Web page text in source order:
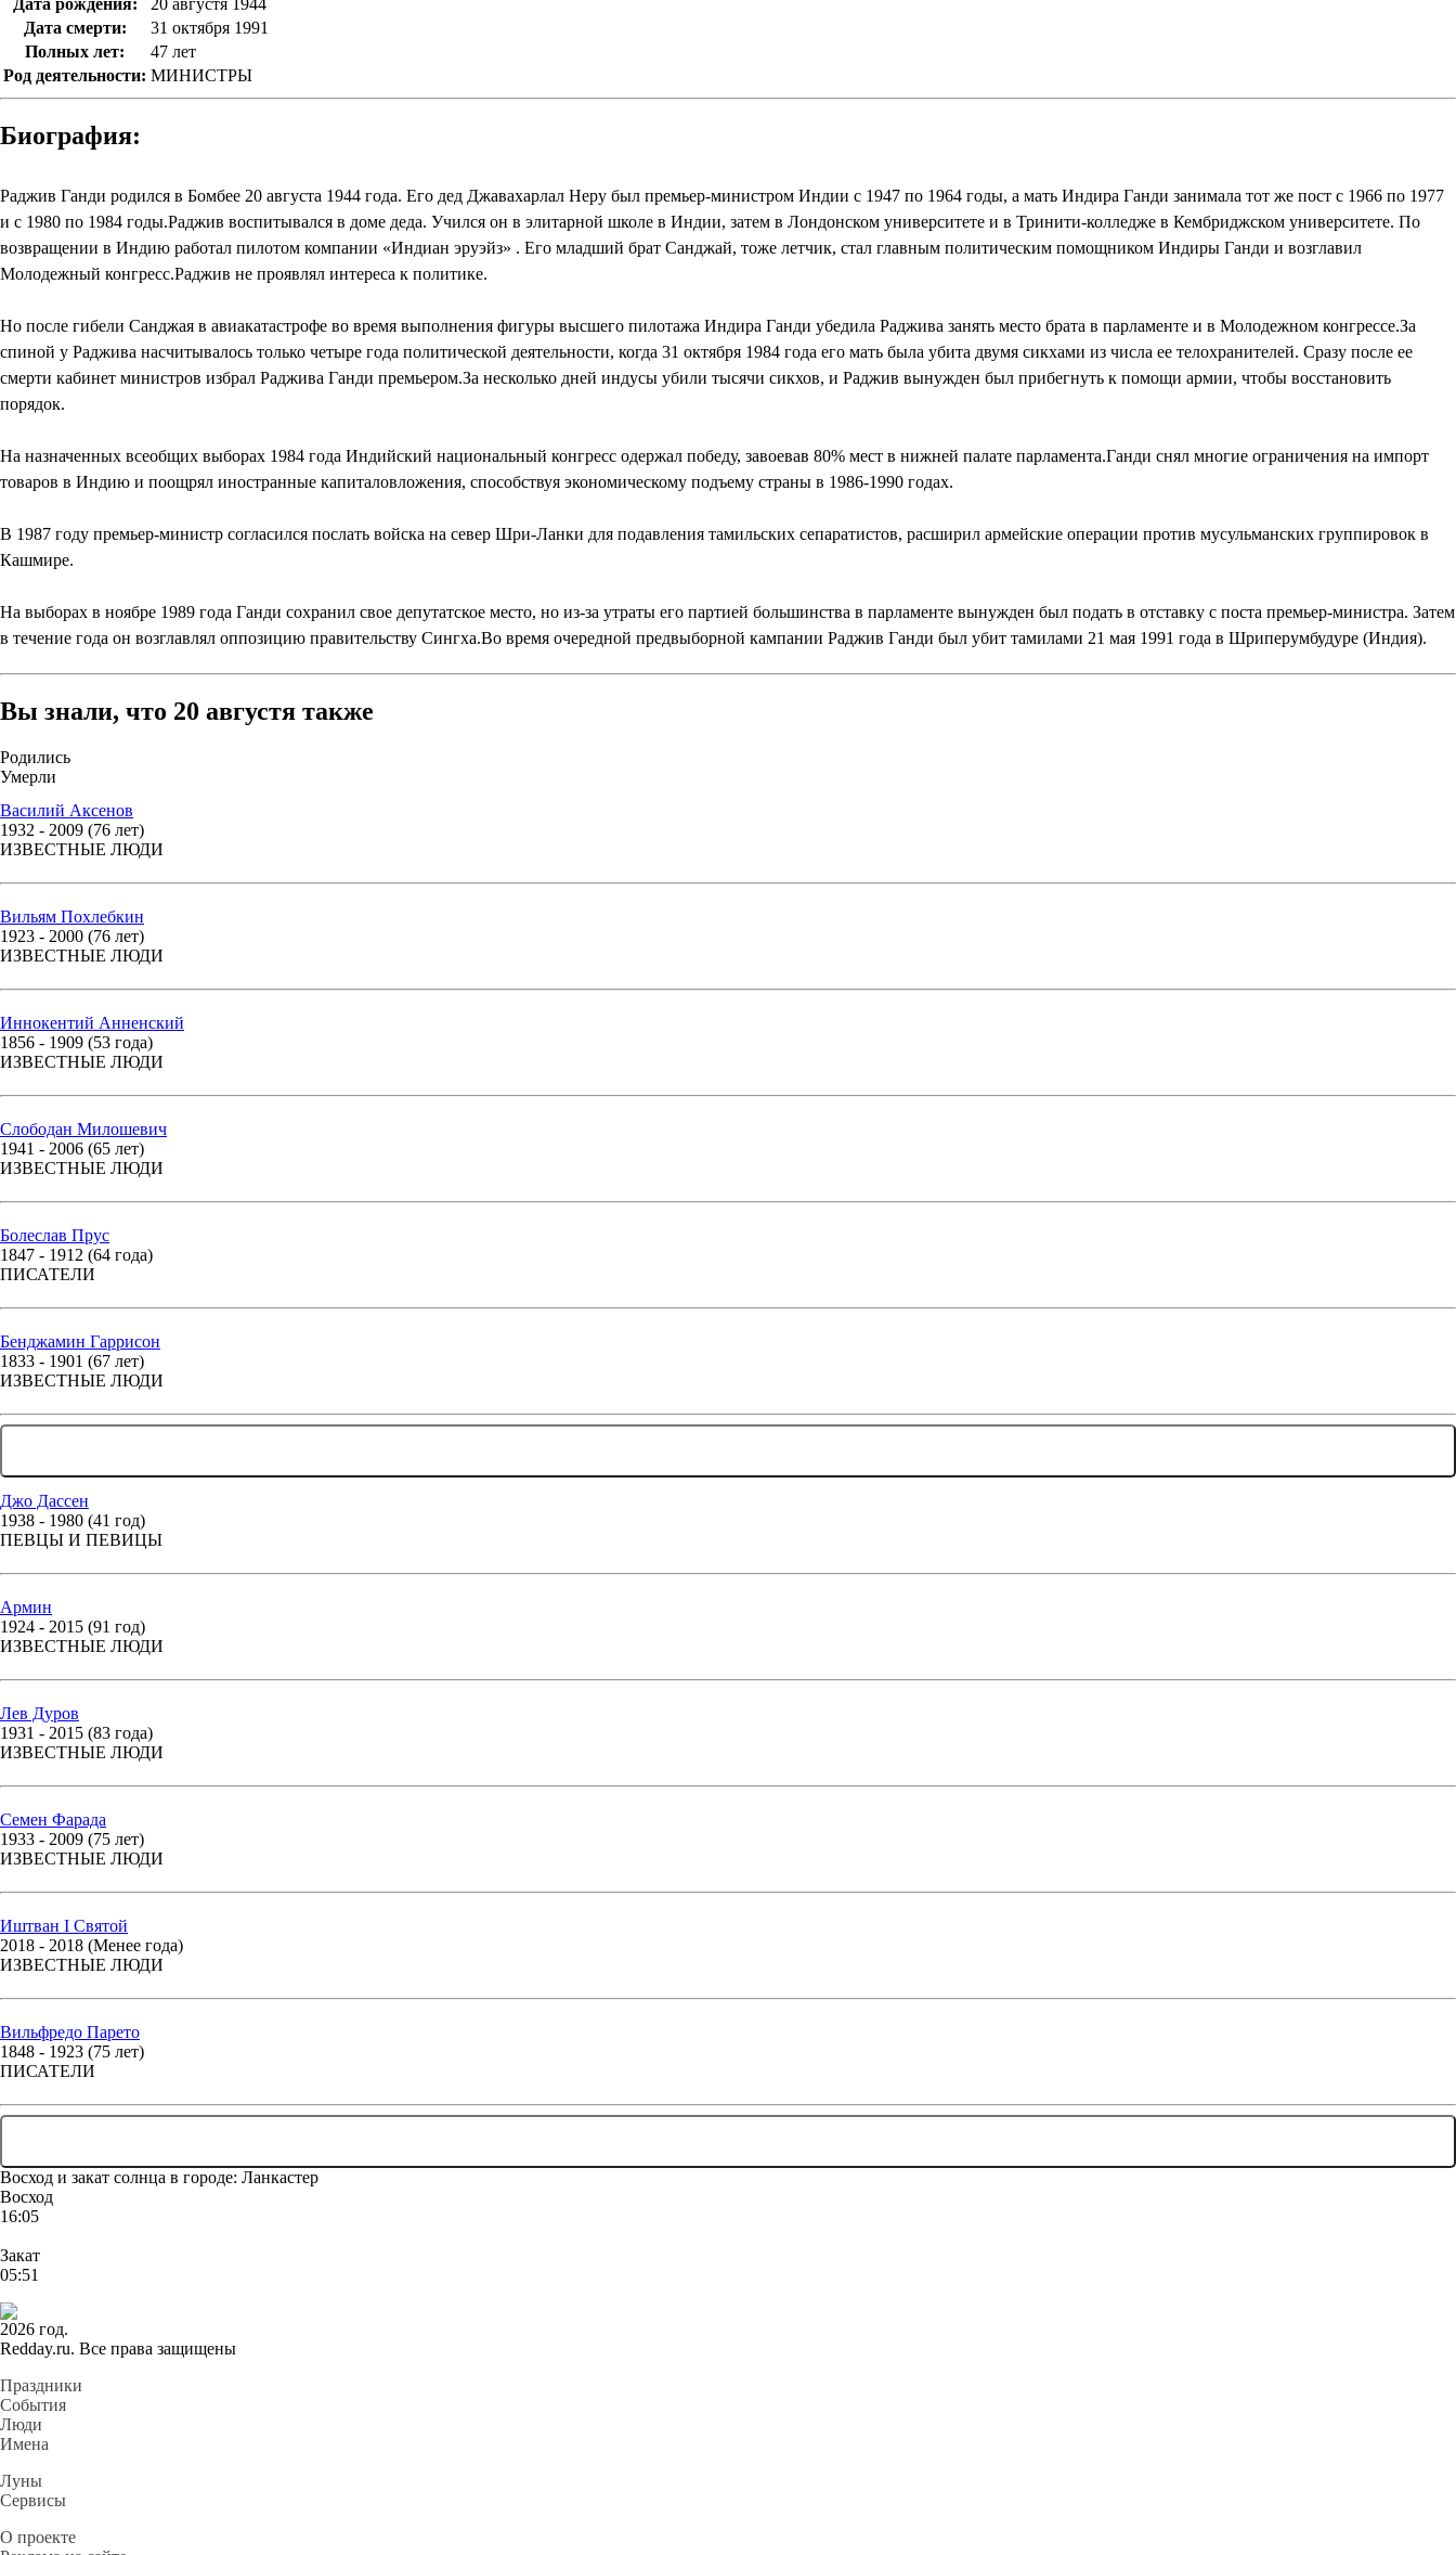
Дата рождения:
20 августя 1944
Дата смерти:
31 октября 1991
Полных лет:
47 лет
Род деятельности: МИНИСТРЫ
Биография:
Раджив Ганди родился в Бомбее 20 августа 1944 года. Его дед Джавахарлал Неру был премьер-министром Индии с 1947 по 1964 годы, а мать Индира Ганди занимала тот же пост с 1966 по 1977
и с 1980 по 1984 годы.Раджив воспитывался в доме деда. Учился он в элитарной школе в Индии, затем в Лондонском университете и в Тринити-колледже в Кембриджском университете. По
возвращении в Индию работал пилотом компании «Индиан эруэйз» . Его младший брат Санджай, тоже летчик, стал главным политическим помощником Индиры Ганди и возглавил
Молодежный конгресс.Раджив не проявлял интереса к политике.
Но после гибели Санджая в авиакатастрофе во время выполнения фигуры высшего пилотажа Индира Ганди убедила Раджива занять место брата в парламенте и в Молодежном конгрессе.За
спиной у Раджива насчитывалось только четыре года политической деятельности, когда 31 октября 1984 года его мать была убита двумя сикхами из числа ее телохранителей. Сразу после ее
смерти кабинет министров избрал Раджива Ганди премьером.За несколько дней индусы убили тысячи сикхов, и Раджив вынужден был прибегнуть к помощи армии, чтобы восстановить
порядок.
На назначенных всеобщих выборах 1984 года Индийский национальный конгресс одержал победу, завоевав 80% мест в нижней палате парламента.Ганди снял многие ограничения на импорт
товаров в Индию и поощрял иностранные капиталовложения, способствуя экономическому подъему страны в 1986-1990 годах.
В 1987 году премьер-министр согласился послать войска на север Шри-Ланки для подавления тамильских сепаратистов, расширил армейские операции против мусульманских группировок в
Кашмире.
На выборах в ноябре 1989 года Ганди сохранил свое депутатское место, но из-за утраты его партией большинства в парламенте вынужден был подать в отставку с поста премьер-министра. Затем
в течение года он возглавлял оппозицию правительству Сингха.Во время очередной предвыборной кампании Раджив Ганди был убит тамилами 21 мая 1991 года в Шриперумбудуре (Индия).
Вы знали, что 20 августя также
Родились
Умерли
Василий Аксенов
1932 - 2009 (76 лет)
ИЗВЕСТНЫЕ ЛЮДИ
Вильям Похлебкин
1923 - 2000 (76 лет)
ИЗВЕСТНЫЕ ЛЮДИ
Иннокентий Анненский
1856 - 1909 (53 года)
ИЗВЕСТНЫЕ ЛЮДИ
Слободан Милошевич
1941 - 2006 (65 лет)
ИЗВЕСТНЫЕ ЛЮДИ
Болеслав Прус
1847 - 1912 (64 года)
ПИСАТЕЛИ
Бенджамин Гаррисон
1833 - 1901 (67 лет)
ИЗВЕСТНЫЕ ЛЮДИ
Джо Дассен
1938 - 1980 (41 год)
ПЕВЦЫ И ПЕВИЦЫ
Армин
1924 - 2015 (91 год)
ИЗВЕСТНЫЕ ЛЮДИ
Лев Дуров
1931 - 2015 (83 года)
ИЗВЕСТНЫЕ ЛЮДИ
Семен Фарада
1933 - 2009 (75 лет)
ИЗВЕСТНЫЕ ЛЮДИ
Иштван I Святой
2018 - 2018 (Менее года)
ИЗВЕСТНЫЕ ЛЮДИ
Вильфредо Парето
1848 - 1923 (75 лет)
ПИСАТЕЛИ
Восход и закат солнца в городе: Ланкастер
Восход
16:05
Закат
05:51
2026 год.
Redday.ru. Все права защищены
Праздники
События
Люди
Имена
Луны
Сервисы
О проекте